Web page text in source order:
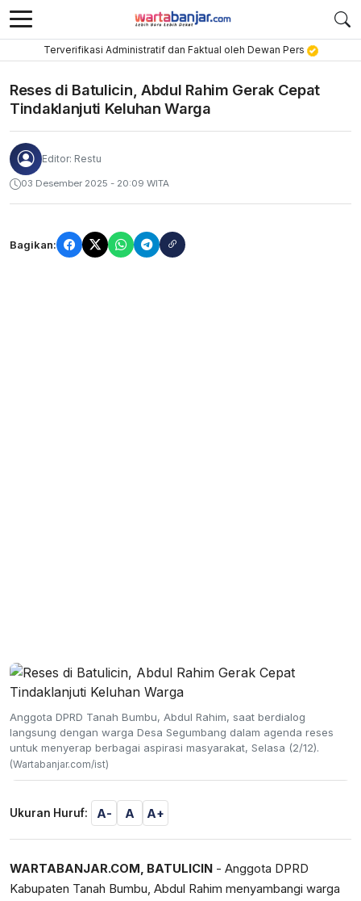
Terverifikasi Administratif dan Faktual oleh Dewan Pers
Reses di Batulicin, Abdul Rahim Gerak Cepat
Tindaklanjuti Keluhan Warga
Editor: Restu
03 Desember 2025 - 20:09 WITA
Bagikan:
Anggota DPRD Tanah Bumbu, Abdul Rahim, saat berdialog
langsung dengan warga Desa Segumbang dalam agenda reses
untuk menyerap berbagai aspirasi masyarakat, Selasa (2/12).
(Wartabanjar.com/ist)
Ukuran Huruf: A- A A+
WARTABANJAR.COM, BATULICIN - Anggota DPRD
Kabupaten Tanah Bumbu, Abdul Rahim menyambangi warga